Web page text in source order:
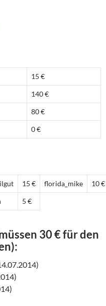
15 €
140 €
80 €
0 €
15 € florida_mike 10 €
5 €
30 € für den